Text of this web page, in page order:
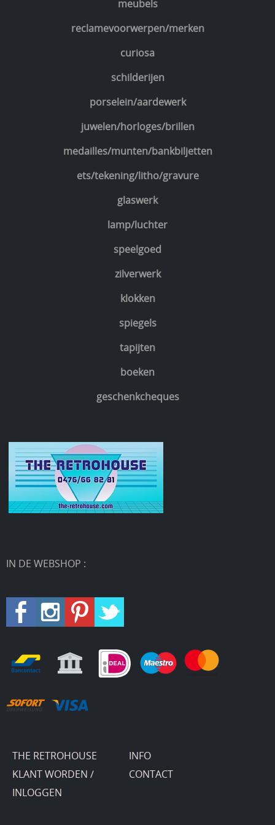
meubels
reclamevoorwerpen/merken
curiosa
schilderijen
porselein/aardewerk
juwelen/horloges/brillen
medailles/munten/bankbiljetten
ets/tekening/litho/gravure
glaswerk
lamp/luchter
speelgoed
zilverwerk
klokken
spiegels
tapijten
boeken
geschenkcheques
IN DE WEBSHOP :
THE RETROHOUSE
INFO
KLANT WORDEN /
INLOGGEN
CONTACT